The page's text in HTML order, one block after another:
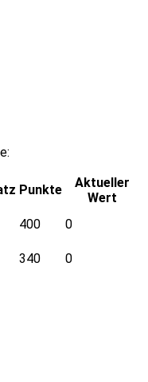
Punkte
Aktueller
Wert
400 0
340 0